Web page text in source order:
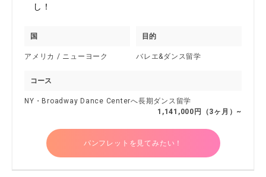
し！
国
アメリカ / ニューヨーク
目的
バレエ&ダンス留学
コース
NY・Broadway Dance Centerへ長期ダンス留学
1,141,000円（3ヶ月）~
パンフレットを見てみたい！